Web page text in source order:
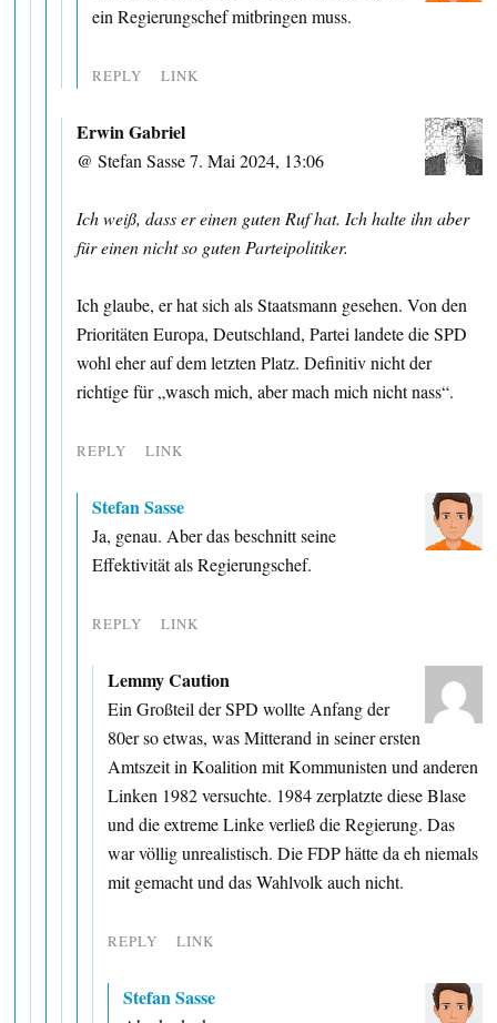
ein Regierungschef mitbringen muss.
REPLY LINK
Erwin Gabriel
@ Stefan Sasse 7. Mai 2024, 13:06
Ich weiß, dass er einen guten Ruf hat. Ich halte ihn aber
für einen nicht so guten Parteipolitiker.
Ich glaube, er hat sich als Staatsmann gesehen. Von den
Prioritäten Europa, Deutschland, Partei landete die SPD
wohl eher auf dem letzten Platz. Definitiv nicht der
richtige für „wasch mich, aber mach mich nicht nass“.
REPLY LINK
Stefan Sasse
Ja, genau. Aber das beschnitt seine
Effektivität als Regierungschef.
REPLY LINK
Lemmy Caution
Ein Großteil der SPD wollte Anfang der
80er so etwas, was Mitterand in seiner ersten
Amtszeit in Koalition mit Kommunisten und anderen
Linken 1982 versuchte. 1984 zerplatzte diese Blase
und die extreme Linke verließ die Regierung. Das
war völlig unrealistisch. Die FDP hätte da eh niemals
mit gemacht und das Wahlvolk auch nicht.
REPLY LINK
Stefan Sasse